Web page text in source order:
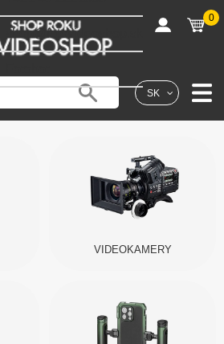
SK
shop@fotovideoshop.sk
0
VIDEOKAMERY